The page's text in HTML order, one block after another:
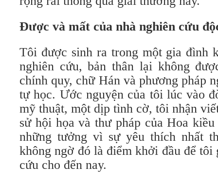
Được và mất của nhà nghiên cứu
Tôi được sinh ra trong một gia đình
nghiên cứu, bản thân lại không
chính quy, chữ Hán và phương pháp
tự học. Ước nguyện của tôi lúc vào
mỹ thuật, một dịp tình cờ, tôi nhận
sử hội họa và thư pháp của Hoa
những tưởng vì sự yêu thích nhất
không ngờ đó là điểm khởi đầu để tôi
cứu cho đến nay.